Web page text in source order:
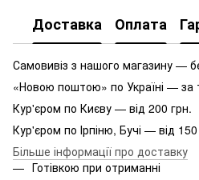
Доставка Оплата
Самовивіз з нашого магазину —
«Новою поштою» по Україні — за
Кур'єром по Києву — від 200 грн.
Кур'єром по Ірпіню, Бучі — від
Більше інформації про доставку
Готівкою при отриманні